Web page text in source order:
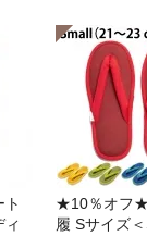
★10％オフ
履 Sサイズ